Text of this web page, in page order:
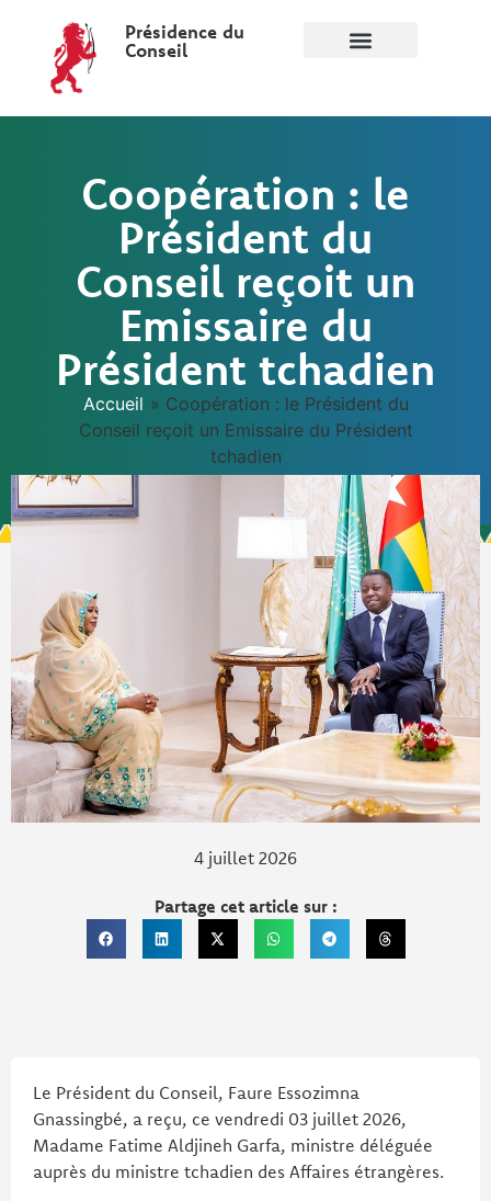
Présidence du
Conseil
Coopération : le
Président du
Conseil reçoit un
Emissaire du
Président tchadien
Accueil » Coopération : le Président du
Conseil reçoit un Emissaire du Président
tchadien
4 juillet 2026
Partage cet article sur :
Le Président du Conseil, Faure Essozimna
Gnassingbé, a reçu, ce vendredi 03 juillet 2026,
Madame Fatime Aldjineh Garfa, ministre déléguée
auprès du ministre tchadien des Affaires étrangères.